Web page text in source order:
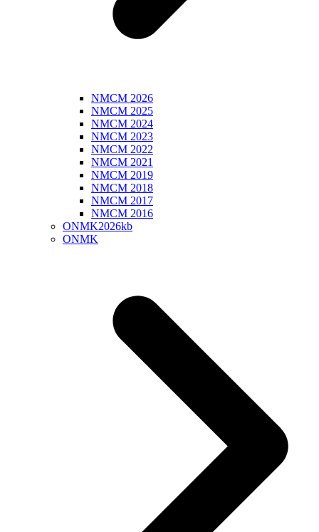
NMCM 2026
NMCM 2025
NMCM 2024
NMCM 2023
NMCM 2022
NMCM 2021
NMCM 2019
NMCM 2018
NMCM 2017
NMCM 2016
ONMK2026kb
ONMK